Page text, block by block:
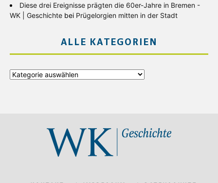
Diese drei Ereignisse prägten die 60er-Jahre in Bremen -
WK | Geschichte bei Prügelorgien mitten in der Stadt
ALLE KATEGORIEN
Alle